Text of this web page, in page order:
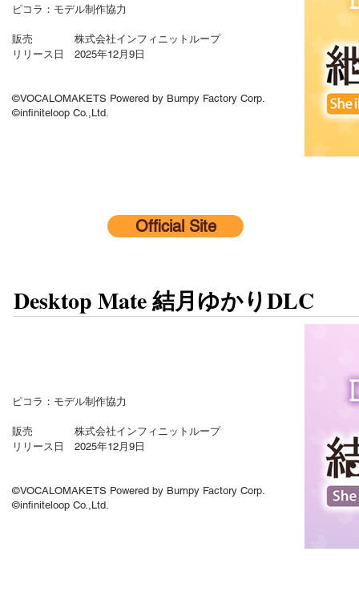
ピコラ：モデル制作協力
販売 株式会社インフィニットループ
リリース日 2025年12月9日
©VOCALOMAKETS Powered by Bumpy Factory Corp.
©infiniteloop Co.,Ltd.
Official Site
Desktop Mate 結月ゆかりDLC
ピコラ：モデル制作協力
販売 株式会社インフィニットループ
リリース日 2025年12月9日
©VOCALOMAKETS Powered by Bumpy Factory Corp.
©infiniteloop Co.,Ltd.